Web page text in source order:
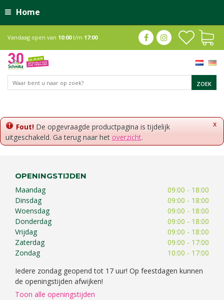
Home
Vandaag open van 10:00t/m 17:00
x
Fout! De opgevraagde productpagina is tijdelijk
uitgeschakeld. Ga terug naar het overzicht.
OPENINGSTIJDEN
Maandag
09:00 - 18:00
Dinsdag
09:00 - 18:00
Woensdag
09:00 - 18:00
Donderdag
09:00 - 18:00
Vrijdag
09:00 - 18:00
Zaterdag
09:00 - 17:00
Zondag
10:00 - 17:00
Iedere zondag geopend tot 17 uur! Op feestdagen kunnen
de openingstijden afwijken!
Toon alle openingstijden